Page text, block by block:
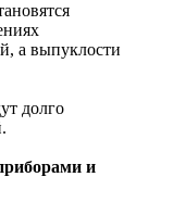
а выпуклости
долго
и